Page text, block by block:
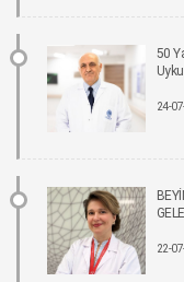
Tıpta Yeni Dönemin Adı: Eş
16-06-2026 12:00
İmplant tedavisinde aynı
Parkinson riskinde çevresel
15-06-2026 12:00
Fonksiyonel Tıp Hastalığın
50
24-
22-